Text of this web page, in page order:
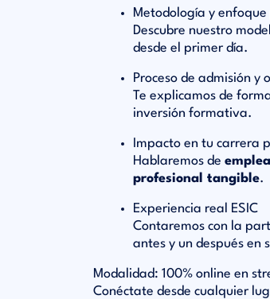
Metodología y
Descubre nuestro
desde el primer día.
Proceso de admisión y
Te explicamos de
inversión formativa.
Impacto en tu carrera
Hablaremos de
profesional tangible.
Experiencia real ESIC
Contaremos con la
antes y un después en
Modalidad: 100% online en
Conéctate desde cualquier